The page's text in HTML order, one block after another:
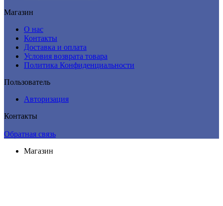
Магазин
О нас
Контакты
Доставка и оплата
Условия возврата товара
Политика Конфиденциальности
Пользователь
Авторизация
Контакты
Обратная связь
Магазин